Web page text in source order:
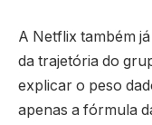
A Netflix também
da trajetória do
explicar o peso
apenas a fórmula